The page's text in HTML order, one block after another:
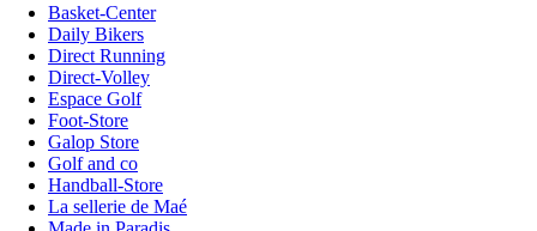
Basket-Center
Daily Bikers
Direct Running
Direct-Volley
Espace Golf
Foot-Store
Galop Store
Golf and co
Handball-Store
La sellerie de Maé